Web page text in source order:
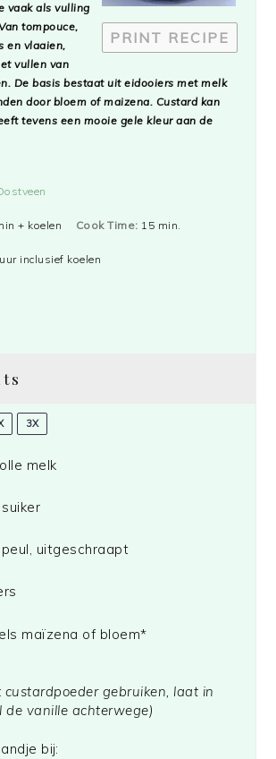
PRINT RECIPE
vaak als vulling
tompouce,
en vlaaien,
vullen van
De basis bestaat uit eidooiers met melk
door bloem of maizena. Custard kan
tevens een mooie gele kleur aan de
+ koelen Cook Time: 15 min.
inclusief koelen
3X
melk
suiker
uitgeschraapt
maïzena of bloem*
custardpoeder gebruiken, laat in
vanille achterwege)
bij: